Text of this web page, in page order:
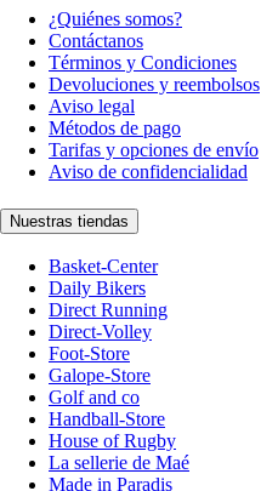
¿Quiénes somos?
Contáctanos
Términos y Condiciones
Devoluciones y reembolsos
Aviso legal
Métodos de pago
Tarifas y opciones de envío
Aviso de confidencialidad
Nuestras tiendas
Basket-Center
Daily Bikers
Direct Running
Direct-Volley
Foot-Store
Galope-Store
Golf and co
Handball-Store
House of Rugby
La sellerie de Maé
Made in Paradis